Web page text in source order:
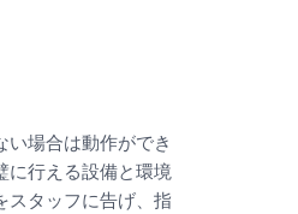
い場合は動作ができ
に行える設備と環境
スタッフに告げ、指